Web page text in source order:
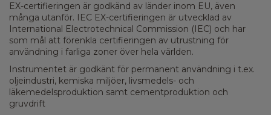
EX-certifieringen är godkänd av länder inom EU, även
många utanför. IEC EX-certifieringen är utvecklad av
International Electrotechnical Commission (IEC) och har
som mål att förenkla certifieringen av utrustning för
användning i farliga zoner över hela världen.
Instrumentet är godkänt för permanent användning i t.ex.
oljeindustri, kemiska miljöer, livsmedels- och
läkemedelsproduktion samt cementproduktion och
gruvdrift